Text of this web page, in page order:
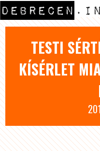
TESTI
KÍSÉRLET